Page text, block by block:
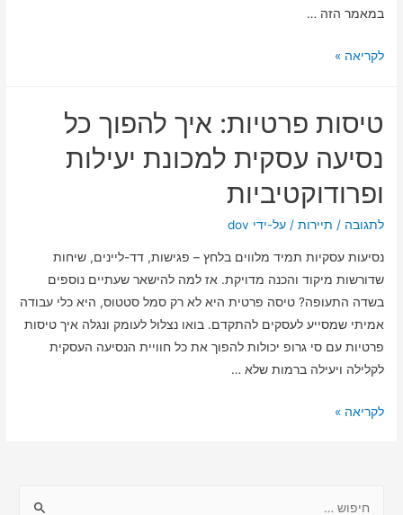
במאמר הזה …
השפעת
על
הטיסות
והזמנים
להזמנה
–
איך
לנצל
את
השינויים
לקריאה »
טיסות פרטיות: איך להפוך כל
נסיעה עסקית למכונת יעילות
ופרודוקטיביות
לתגובה / תיירות / על-ידי dov
נסיעות עסקיות תמיד מלווים בלחץ – פגישות, דד-ליינים, שיחות
שדורשות מיקוד והכנה מדויקת. אז למה להישאר שעתיים נוספים
בשדה התעופה? טיסה פרטית היא לא רק סמל סטטוס, היא כלי עבודה
אמיתי שמסייע לעסקים להתקדם. בואו נצלול לעומק ונגלה איך טיסות
פרטיות עם סי גרופ יכולות להפוך את כל חוויית הנסיעה העסקית
לקלילה ויעילה ברמות שלא …
טיסות
לקריאה »